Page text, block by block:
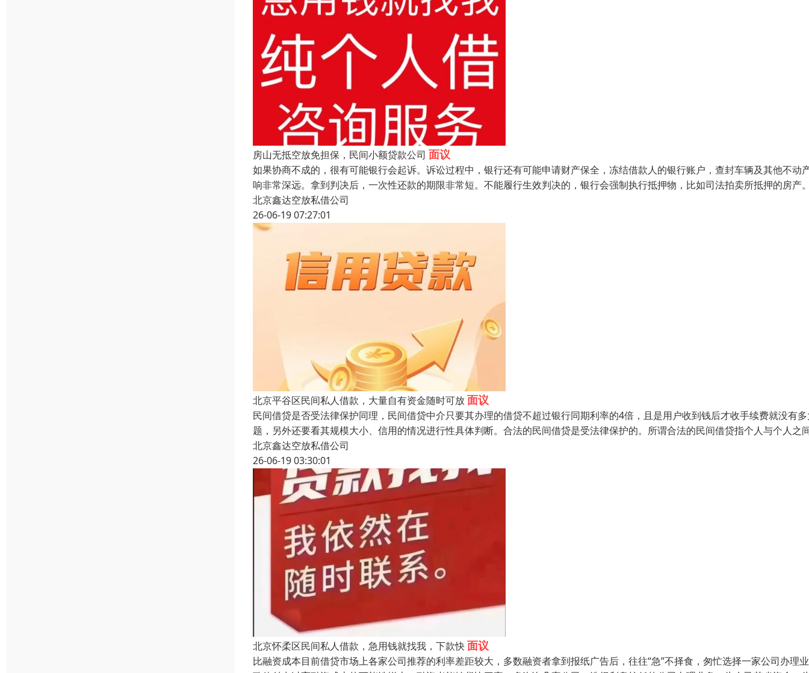
房山无抵空放免担保，民间小额贷款公司 面议
如果协商不成的，很有可能银行会起诉。诉讼过程中，银行还有可能申请财产保全，冻结借款人的银行账户，查封车辆及其他不动
响非常深远。拿到判决后，一次性还款的期限非常短。不能履行生效判决的，银行会强制执行抵押物，比如司法拍卖所抵押的房产
北京鑫达空放私借公司
26-06-19 07:27:01
北京平谷区民间私人借款，大量自有资金随时可放面议
民间借贷是否受法律保护同理，民间借贷中介只要其办理的借贷不超过银行同期利率的4倍，且是用户收到钱后才收手续费就没有
题，另外还要看其规模大小、信用的情况进行性具体判断。合法的民间借贷是受法律保护的。所谓合法的民间借贷指个人与个人之
北京鑫达空放私借公司
26-06-19 03:30:01
北京怀柔区民间私人借款，急用钱就找我，下款快面议
比融资成本目前借贷市场上各家公司推荐的利率差距较大，多数融资者拿到报纸广告后，往往“急”不择食，匆忙选择一家公司办理